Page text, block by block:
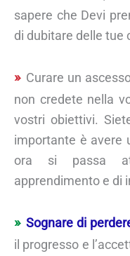
sapere che Devi
di dubitare delle tue
Curare un
non credete nella
vostri obiettivi.
importante è avere
ora si passa
apprendimento e di
Sognare di
il progresso e